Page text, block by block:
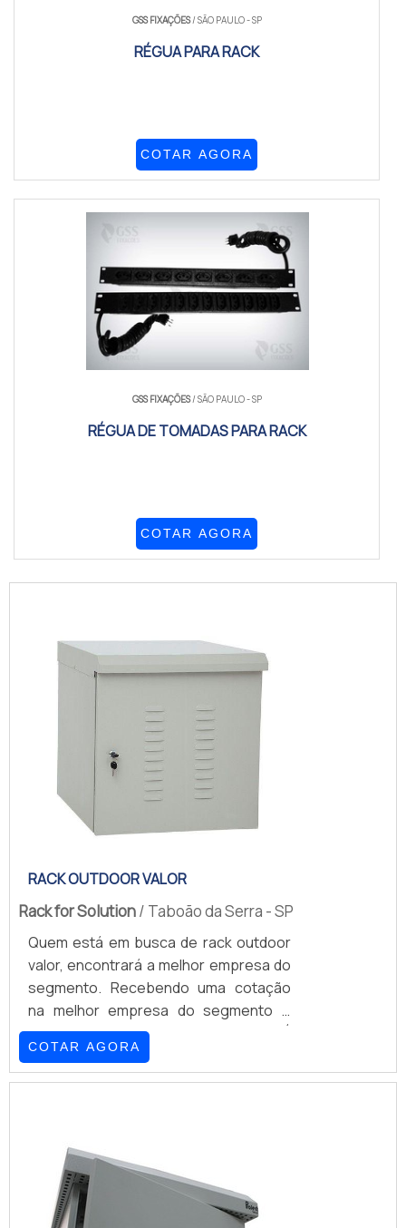
GSS FIXAÇÕES/ SÃO PAULO - SP
RÉGUA PARA RACK
COTAR AGORA
GSS FIXAÇÕES/ SÃO PAULO - SP
RÉGUA DE TOMADAS PARA RACK
COTAR AGORA
RACK OUTDOOR VALOR
Rack for Solution/ Taboão da Serra - SP
Quem está em busca de rack outdoor
valor, encontrará a melhor empresa do
segmento. Recebendo uma cotação
na melhor empresa do segmento e
achando a líder em qualidade.É
importante lembrar que o produto deve
sempre ser adquirido com empresas
e durabilidade dos materiais, além de
evitar prejuízos com substituições
frequentes de peças defeituosas.
Assim, é possíve...
COTAR AGORA